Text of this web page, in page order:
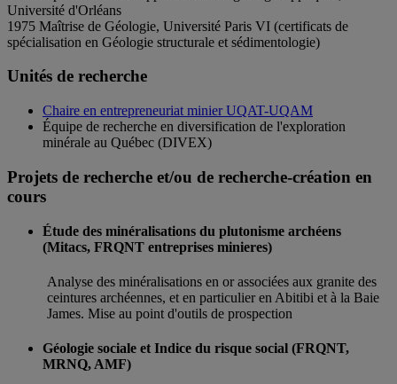
Université d'Orléans
1975 Maîtrise de Géologie, Université Paris VI (certificats de
spécialisation en Géologie structurale et sédimentologie)
Unités de recherche
Chaire en entrepreneuriat minier UQAT-UQAM
Équipe de recherche en diversification de l'exploration
minérale au Québec (DIVEX)
Projets de recherche et/ou de recherche-création en
cours
Étude des minéralisations du plutonisme archéens
(Mitacs, FRQNT entreprises minieres)
Analyse des minéralisations en or associées aux granite des
ceintures archéennes, et en particulier en Abitibi et à la Baie
James. Mise au point d'outils de prospection
Géologie sociale et Indice du risque social (FRQNT,
MRNQ, AMF)